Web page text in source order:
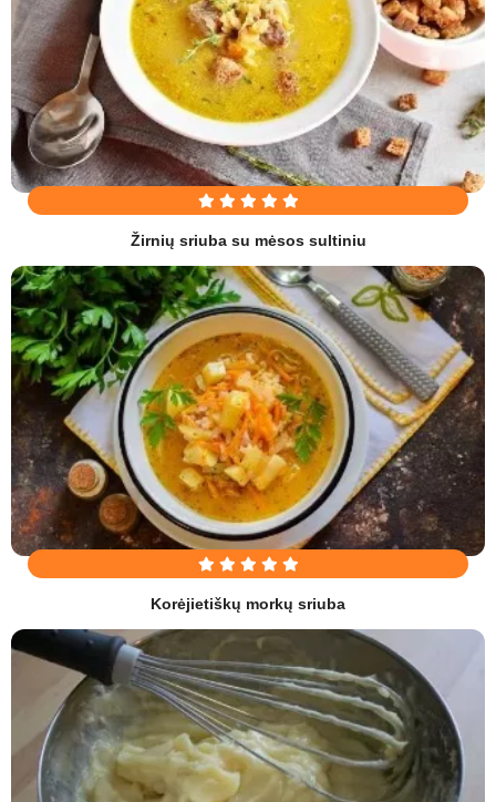
Žirnių sriuba su mėsos sultiniu
Korėjietiškų morkų sriuba